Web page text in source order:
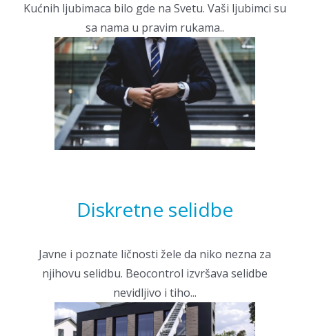
Kućnih ljubimaca bilo gde na Svetu. Vaši ljubimci su
sa nama u pravim rukama..
Diskretne selidbe
Javne i poznate ličnosti žele da niko nezna za
njihovu selidbu. Beocontrol izvršava selidbe
nevidljivo i tiho...